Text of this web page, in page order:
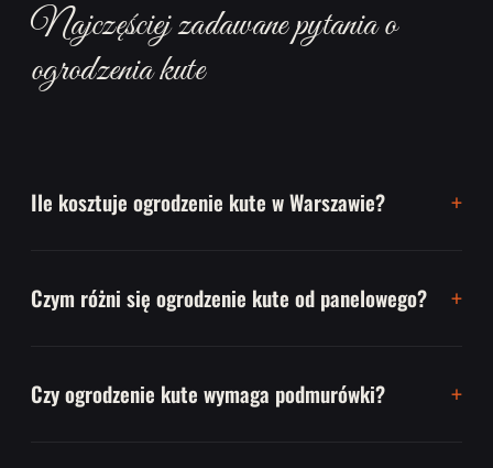
Najczęściej zadawane pytania o
ogrodzenia kute
Ile kosztuje ogrodzenie kute w Warszawie?
Czym różni się ogrodzenie kute od panelowego?
Czy ogrodzenie kute wymaga podmurówki?